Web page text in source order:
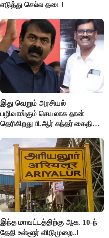
எடுத்து செல்ல தடை!
இது வெறும் அரசியல்
பழிவாங்கும் செயலாக தான்
தெரிகிறது பி.ஆர் சுந்தர் கைதிற்கு
இந்த மாவட்டத்திற்கு ஆக. 10-ந்
தேதி உள்ளூர் விடுமுறை..!